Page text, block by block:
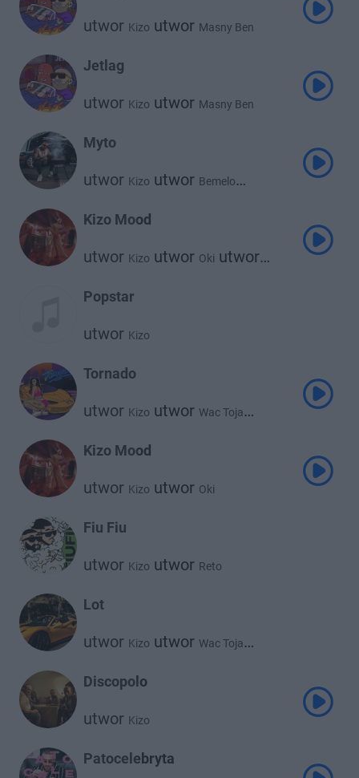
utwor Kizo utwor Masny Ben
Jetlag
utwor Kizo utwor Masny Ben
Myto
utwor Kizo utwor Bemelo
Kizo Mood
utwor Kizo utwor Oki utwor
Popstar
utwor Kizo
Tornado
utwor Kizo utwor Wac Toja
Kizo Mood
utwor Kizo utwor Oki
Fiu Fiu
utwor Kizo utwor Reto
Lot
utwor Kizo utwor Wac Toja
Discopolo
utwor Kizo
Patocelebryta